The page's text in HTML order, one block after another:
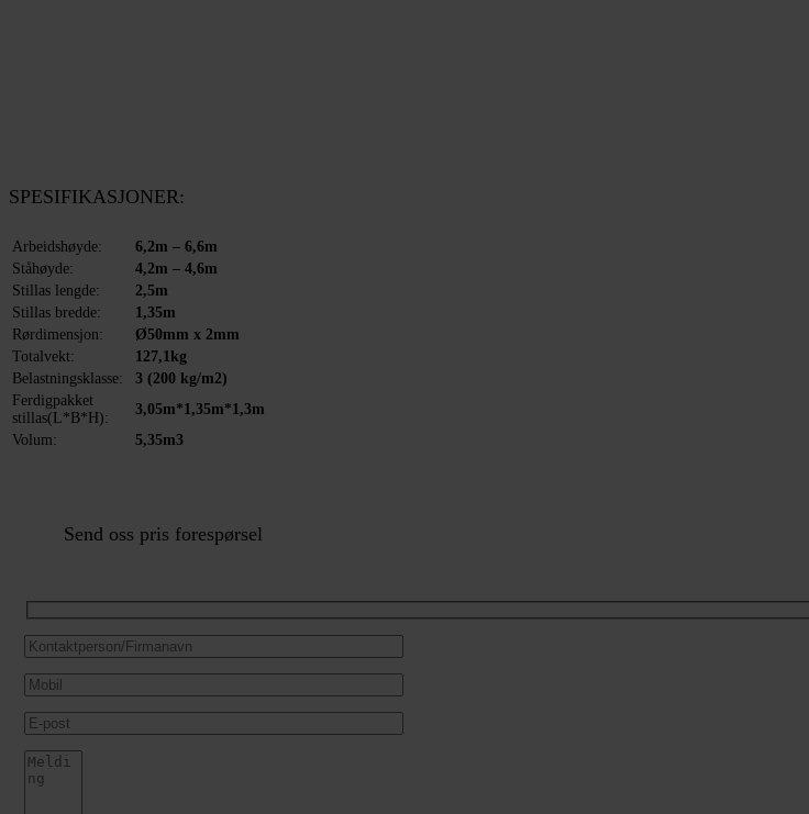
SPESIFIKASJONER:
Arbeidshøyde:
6,2m – 6,6m
Ståhøyde:
4,2m – 4,6m
Stillas lengde:
2,5m
Stillas bredde:
1,35m
Rørdimensjon:
Ø50mm x 2mm
Totalvekt:
127,1kg
Belastningsklasse:
3 (200 kg/m2)
Ferdigpakket
stillas(L*B*H):
3,05m*1,35m*1,3m
Volum:
5,35m3
Send oss pris forespørsel